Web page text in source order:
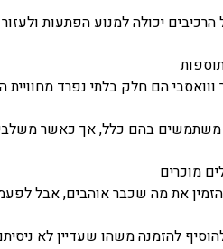
יכולה למנוע הפתעות
ווואסבי הם חלק בלתי נפרד מחוויית
בהם כלל, אך כאשר
את מה שכבר אוהבים, אבל
להזמנה משהו שעדיין לא